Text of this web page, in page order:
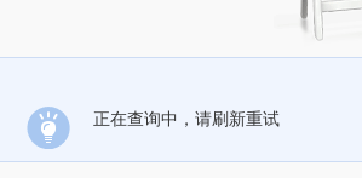
正在查询中，请刷新重试